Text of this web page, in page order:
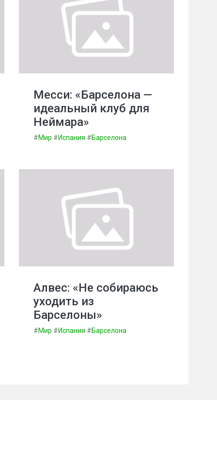
Месси: «Барселона —
идеальный клуб для
Неймара»
#Мир #Испания #Барселона
Алвес: «Не собираюсь
уходить из
Барселоны»
#Мир #Испания #Барселона